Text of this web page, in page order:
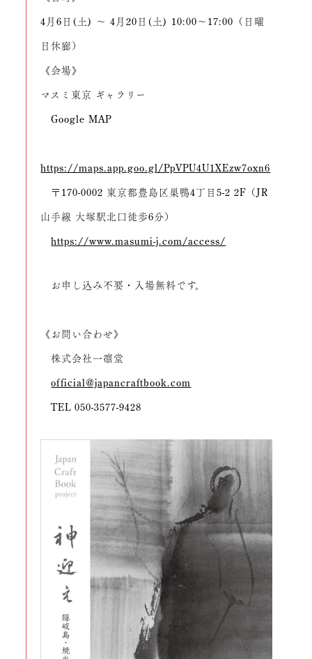
4月6日(土) 〜 4月20日(土) 10:00〜17:00（日曜
日休廊）
《会場》
マスミ東京 ギャラリー
Google MAP
https://maps.app.goo.gl/PpVPU4U1XEzw7oxn6
〒170-0002 東京都豊島区巣鴨4丁目5-2 2F（JR
山手線 大塚駅北口徒歩6分）
https://www.masumi-j.com/access/
お申し込み不要・入場無料です。
《お問い合わせ》
株式会社一凛堂
official@japancraftbook.com
TEL 050-3577-9428